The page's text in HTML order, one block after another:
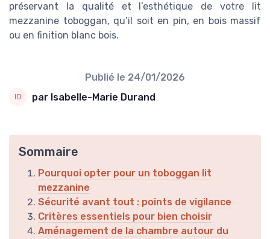
préservant la qualité et l’esthétique de votre lit
mezzanine toboggan, qu’il soit en pin, en bois massif
ou en finition blanc bois.
Publié le 24/01/2026
par Isabelle-Marie Durand
Sommaire
Pourquoi opter pour un toboggan lit
mezzanine
Sécurité avant tout : points de vigilance
Critères essentiels pour bien choisir
Aménagement de la chambre autour du